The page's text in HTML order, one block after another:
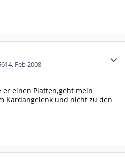
14. Feb 2008
einen Platten,geht mein
Kardangelenk und nicht zu den